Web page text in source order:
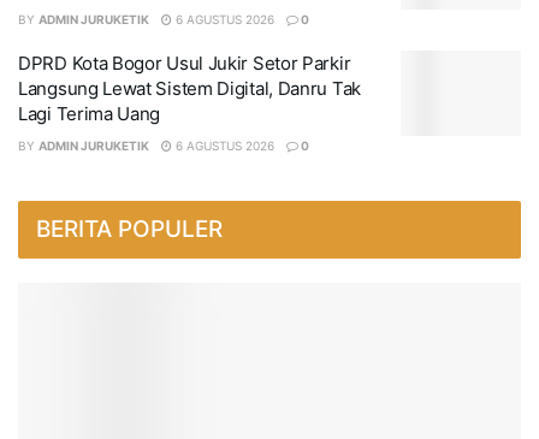
BY ADMIN JURUKETIK 6 AGUSTUS 2026 0
DPRD Kota Bogor Usul Jukir Setor Parkir
Langsung Lewat Sistem Digital, Danru Tak
Lagi Terima Uang
BY ADMIN JURUKETIK 6 AGUSTUS 2026 0
BERITA POPULER